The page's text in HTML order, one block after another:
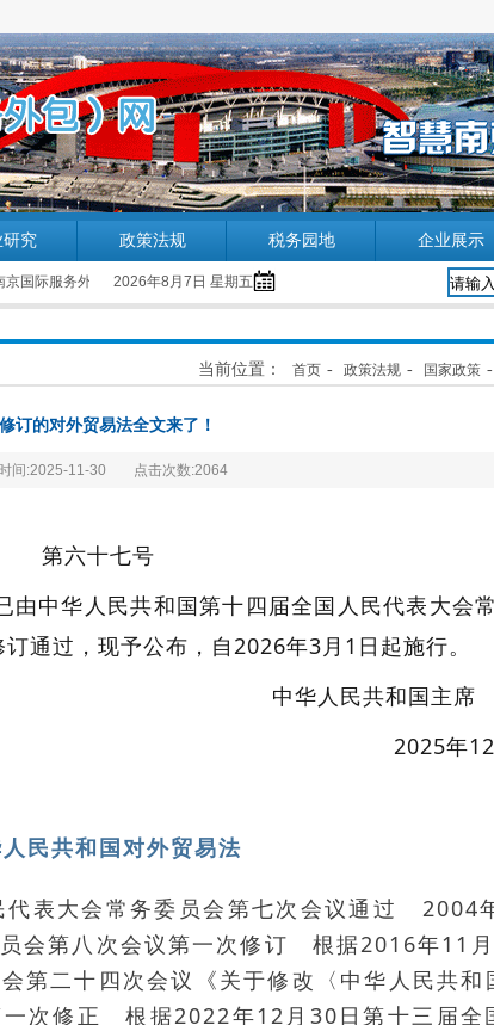
研究 政策法规 税务园地 企业展示
国际服务外包企业协会网站成功改版！ 2013.9.16
2026年8月7日 星期五
当前位置： 首页 - 政策法规 - 国家政策
订的对外贸易法全文来了！
间:2025-11-30 点击次数:2064
第六十七号
由中华人民共和国第十四届全国人民代表大会
通过，现予公布，自2026年3月1日起施行。
中华人民共和国主
2025年
民共和国对外贸易法
代表大会常务委员会第七次会议通过 2004
会第八次会议第一次修订 根据2016年11
第二十四次会议《关于修改〈中华人民共和
一次修正 根据2022年12月30日第十三届全